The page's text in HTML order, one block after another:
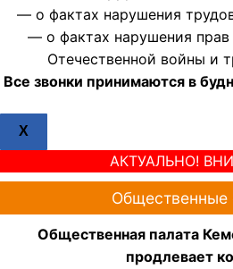
— о фактах нарушения
— о фактах нарушения прав
Отечественной войны и
Все звонки принимаются в
X
АКТУАЛЬНО!
Общественные
Общественная палата
продлевает